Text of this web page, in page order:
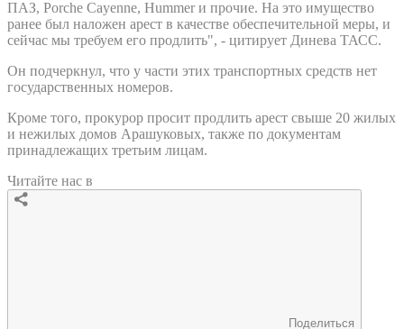
ПАЗ, Porche Cayenne, Hummer и прочие. На это имущество
ранее был наложен арест в качестве обеспечительной меры, и
сейчас мы требуем его продлить", - цитирует Динева ТАСС.
Он подчеркнул, что у части этих транспортных средств нет
государственных номеров.
Кроме того, прокурор просит продлить арест свыше 20 жилых
и нежилых домов Арашуковых, также по документам
принадлежащих третьим лицам.
Читайте нас в
Поделиться